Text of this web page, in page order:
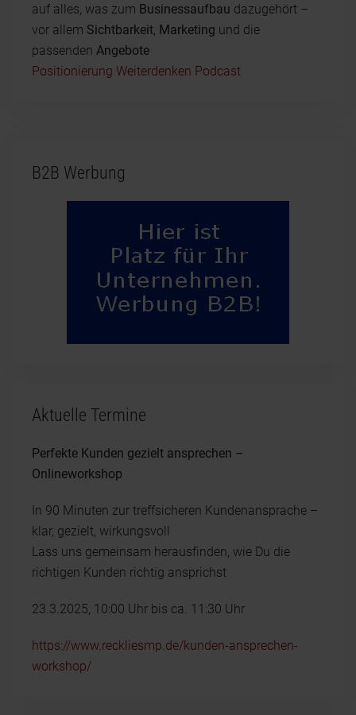
auf alles, was zum Businessaufbau dazugehört –
vor allem Sichtbarkeit Marketing und die
passenden Angebote
Positionierung Weiterdenken Podcast
B2B Werbung
Aktuelle Termine
Perfekte Kunden gezielt ansprechen –
Onlineworkshop
In 90 Minuten zur treffsicheren Kundenansprache –
klar, gezielt, wirkungsvoll
Lass uns gemeinsam herausfinden, wie Du die
richtigen Kunden richtig ansprichst
23.3.2025, 10:00 Uhr bis ca. 11:30 Uhr
https://www.reckliesmp.de/kunden-ansprechen-
workshop/